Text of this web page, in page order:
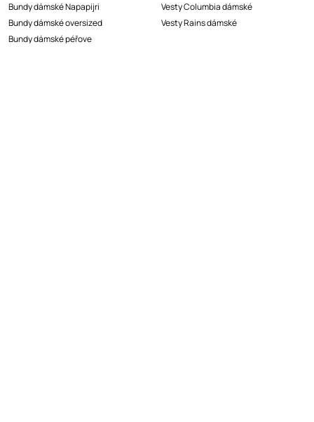
Bundy dámské Napapijri
Bundy dámské oversized
Bundy dámské péřove
Vesty Columbia dámské
Vesty Rains dámské